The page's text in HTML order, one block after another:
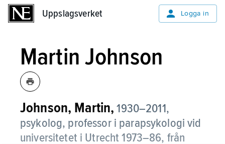
Uppslagsverket Logga in
Martin Johnson
Johnson, Martin, 1930–2011,
psykolog, professor i parapsykologi vid
universitetet i Utrecht 1973–86, från